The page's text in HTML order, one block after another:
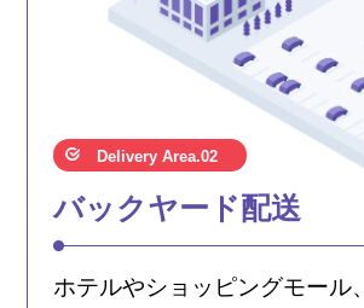
Delivery Area.02
バックヤード配送
ホテルやショッピングモール、